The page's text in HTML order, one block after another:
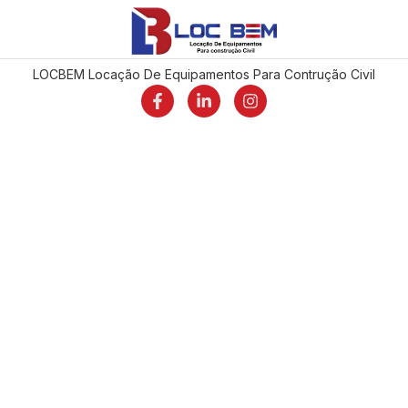
LOCBEM Locação De Equipamentos Para Contrução Civil